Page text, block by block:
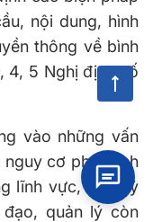
nội dung, hình
thông về bình
4, 5 Nghị định số
vào những vấn
cơ phát sinh
lĩnh vực, như: tỷ
quản lý còn